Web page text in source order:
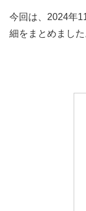
今回は、2024年
細をまとめました